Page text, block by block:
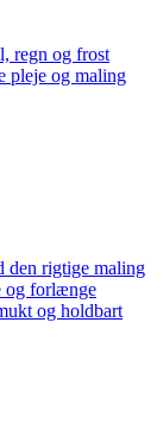
regn og frost
pleje og maling
den rigtige maling
og forlænge
og holdbart